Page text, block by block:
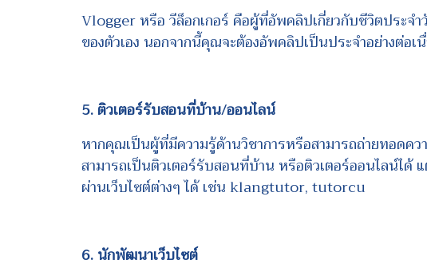
Vlogger หรือ วีล็อกเกอร์ คือผู้ที่อัพคลิปเกี่ยวกับชีวิตประ
ของตัวเอง นอกจากนี้คุณจะต้องอัพคลิปเป็นประจำอย่างต่อ
5. ติวเตอร์รับสอนที่บ้าน/ออนไลน์
หากคุณเป็นผู้ที่มีความรู้ด้านวิชาการหรือสามารถถ่ายทอดค
สามารถเป็นติวเตอร์รับสอนที่บ้าน หรือติวเตอร์ออนไลน์ได้
ผ่านเว็บไซต์ต่างๆ ได้ เช่น klangtutor, tutorcu
6. นักพัฒนาเว็บไซต์